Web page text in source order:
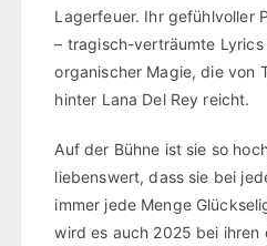
Lagerfeuer. Ihr gefühlvoller
– tragisch-verträumte
organischer Magie, die von
hinter Lana Del Rey reicht.
Auf der Bühne ist sie so
liebenswert, dass sie bei
immer jede Menge
wird es auch 2025 bei ihren